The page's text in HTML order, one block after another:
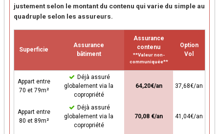
justement selon le montant du contenu qui varie du simple au
quadruple selon les assureurs.
Superficie
Assurance
bâtiment
Assurance
contenu
**Valeur non-
communiquée**
Option
Vol
Appart entre
70 et 79m²
Déjà assuré
globalement via la
copropriété
64,20€/an 37,68€/an
Appart entre
80 et 89m²
Déjà assuré
globalement via la
copropriété
70,08 €/an 41,04€/an